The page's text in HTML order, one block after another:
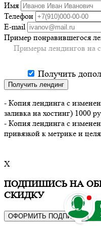
Имя
Телефон
E-mail
Пример понравившегося
Примеры лендингов на
Получить
Получить лендинг
- Копия лендинга с
заливка на хостинг) 1000
- Копия лендинга с
привязкой к метрике и
X
ПОДПИШИСЬ НА
СКИДКУ
ОФОРМИТЬ ПОДПИСКУ
b